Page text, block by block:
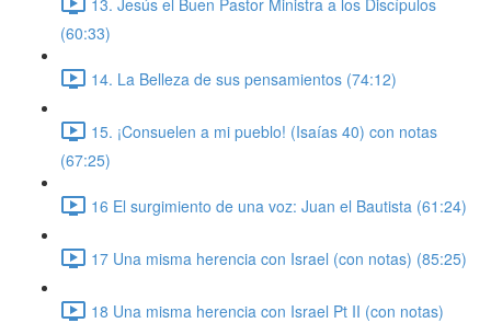
(60:33)
14. La Belleza de sus pensamientos (74:12)
15. ¡Consuelen a mi pueblo! (Isaías 40) con notas
(67:25)
16 El surgimiento de una voz: Juan el Bautista (61:24)
17 Una misma herencia con Israel (con notas) (85:25)
18 Una misma herencia con Israel Pt II (con notas)